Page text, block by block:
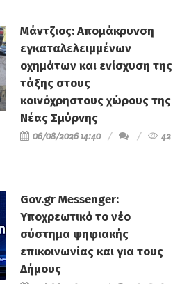
Μάντζιος: Απομάκρυνση
εγκαταλελειμμένων
οχημάτων και ενίσχυση της
τάξης στους
κοινόχρηστους χώρους της
Νέας Σμύρνης
06/08/2026 14:40 42
Gov.gr Messenger:
Υποχρεωτικό το νέο
σύστημα ψηφιακής
επικοινωνίας και για τους
Δήμους